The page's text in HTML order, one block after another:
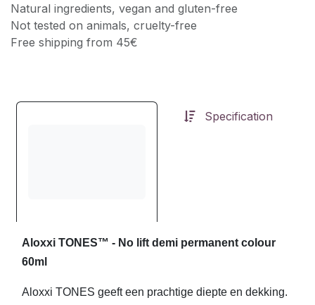
Natural ingredients, vegan and gluten-free
Not tested on animals, cruelty-free
Free shipping from 45€
Specification
Aloxxi TONES™ - No lift demi permanent colour
60ml
Aloxxi TONES geeft een prachtige diepte en dekking.